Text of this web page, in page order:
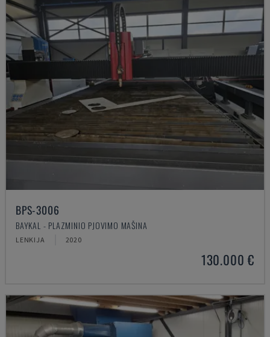
BPS-3006
BAYKAL - PLAZMINIO PJOVIMO MAŠINA
LENKIJA 2020
130.000 €